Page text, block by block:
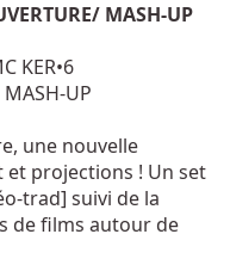
MASH-UP
KER•6
UP
une nouvelle
et projections ! Un set
trad] suivi de la
de films autour de